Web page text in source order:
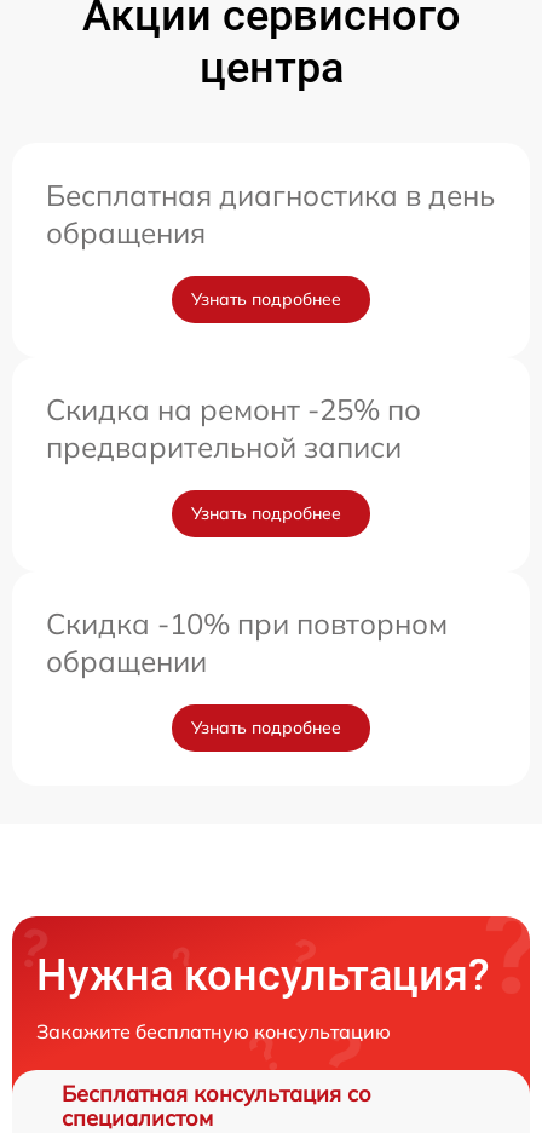
Акции сервисного
центра
Бесплатная диагностика в день
обращения
Узнать подробнее
Скидка на ремонт -25% по
предварительной записи
Узнать подробнее
Скидка -10% при повторном
обращении
Узнать подробнее
Нужна консультация?
Закажите бесплатную консультацию
Бесплатная консультация со
специалистом